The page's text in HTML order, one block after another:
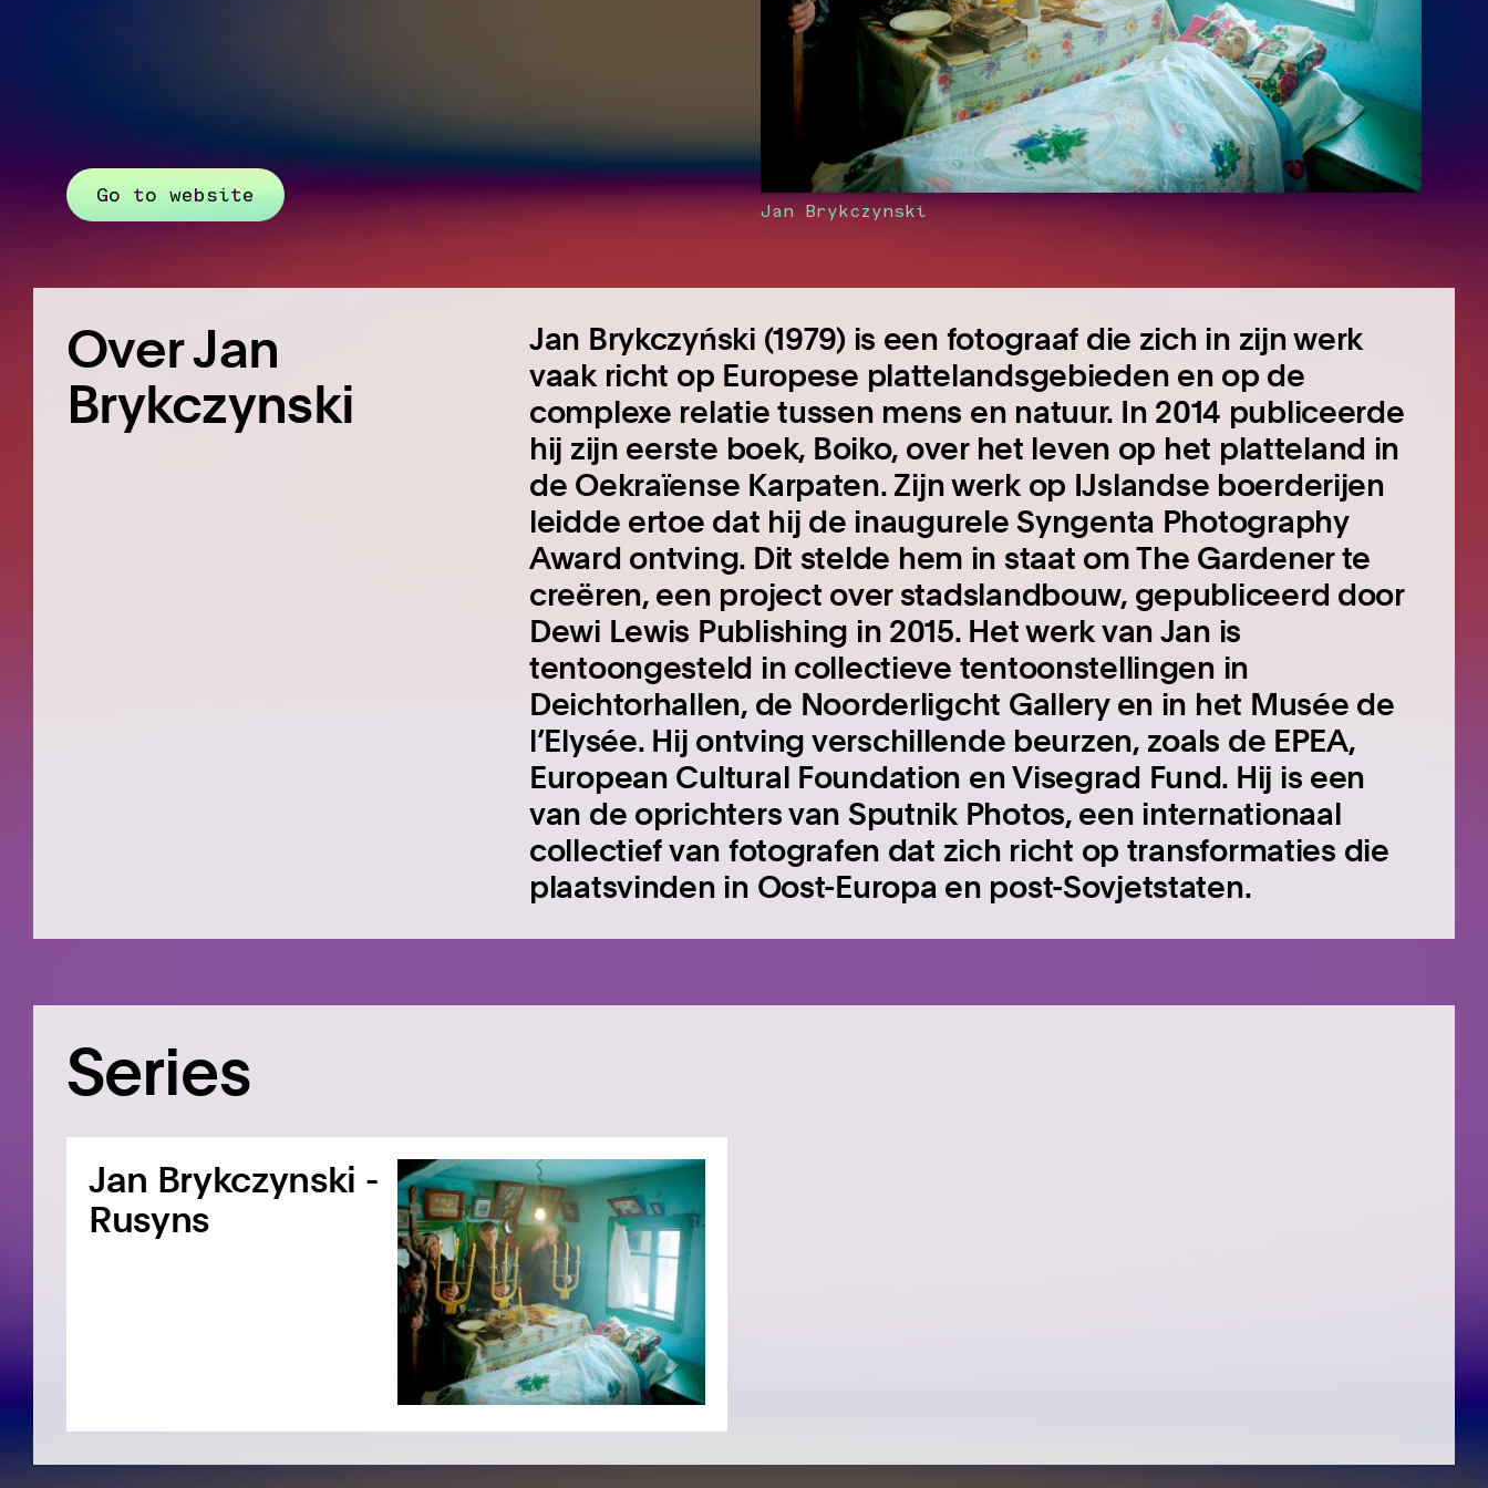
Go to website
Jan Brykczynski
Over Jan
Brykczynski
Jan Brykczyński (1979) is een fotograaf die zich in zijn werk
vaak richt op Europese plattelandsgebieden en op de
complexe relatie tussen mens en natuur. In 2014 publiceerde
hij zijn eerste boek, Boiko, over het leven op het platteland in
de Oekraïense Karpaten. Zijn werk op IJslandse boerderijen
leidde ertoe dat hij de inaugurele Syngenta Photography
Award ontving. Dit stelde hem in staat om The Gardener te
creëren, een project over stadslandbouw, gepubliceerd door
Dewi Lewis Publishing in 2015. Het werk van Jan is
tentoongesteld in collectieve tentoonstellingen in
Deichtorhallen, de Noorderligcht Gallery en in het Musée de
l’Elysée. Hij ontving verschillende beurzen, zoals de EPEA,
European Cultural Foundation en Visegrad Fund. Hij is een
van de oprichters van Sputnik Photos, een internationaal
collectief van fotografen dat zich richt op transformaties die
plaatsvinden in Oost-Europa en post-Sovjetstaten.
Series
Jan Brykczynski -
Rusyns